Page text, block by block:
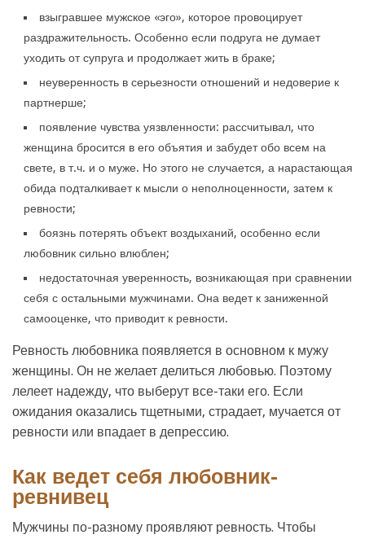
взыгравшее мужское «эго», которое провоцирует
раздражительность. Особенно если подруга не думает
уходить от супруга и продолжает жить в браке;
неуверенность в серьезности отношений и недоверие к
партнерше;
появление чувства уязвленности: рассчитывал, что
женщина бросится в его объятия и забудет обо всем на
свете, в т.ч. и о муже. Но этого не случается, а нарастающая
обида подталкивает к мысли о неполноценности, затем к
ревности;
боязнь потерять объект воздыханий, особенно если
любовник сильно влюблен;
недостаточная уверенность, возникающая при сравнении
себя с остальными мужчинами. Она ведет к заниженной
самооценке, что приводит к ревности.
Ревность любовника появляется в основном к мужу
женщины. Он не желает делиться любовью. Поэтому
лелеет надежду, что выберут все-таки его. Если
ожидания оказались тщетными, страдает, мучается от
ревности или впадает в депрессию.
Как ведет себя любовник-
ревнивец
Мужчины по-разному проявляют ревность. Чтобы